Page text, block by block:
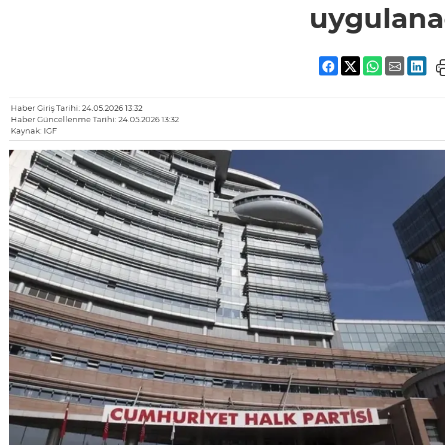
Haber Giriş Tarihi: 24.05.2026 13:32
Haber Güncellenme Tarihi: 24.05.2026 13:32
Kaynak: IGF